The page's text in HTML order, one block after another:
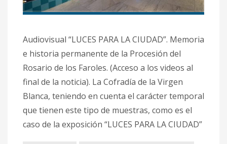
Audiovisual “LUCES PARA LA CIUDAD”. Memoria
e historia permanente de la Procesión del
Rosario de los Faroles. (Acceso a los videos al
final de la noticia). La Cofradía de la Virgen
Blanca, teniendo en cuenta el carácter temporal
que tienen este tipo de muestras, como es el
caso de la exposición “LUCES PARA LA CIUDAD”